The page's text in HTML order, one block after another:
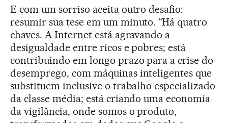
E com um sorriso aceita outro desafio:
resumir sua tese em um minuto. “Há quatro
chaves. A Internet está agravando a
desigualdade entre ricos e pobres; está
contribuindo em longo prazo para a crise do
desemprego, com máquinas inteligentes que
substituem inclusive o trabalho especializado
da classe média; está criando uma economia
da vigilância, onde somos o produto,